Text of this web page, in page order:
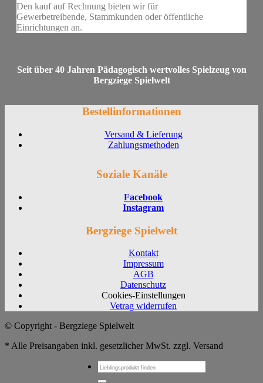
Den kauf auf Rechnung bieten wir für
Gewerbetreibende, Stammkunden oder öffentliche
Einrichtungen an.
Seit über 40 Jahren Pädagogisch wertvolles Spielzeug von
Bergziege Spielwelt
Bestellinformationen
Versand & Lieferung
Zahlungsmethoden
Soziale Kanäle
Facebook
Instagram
Bergziege Spielwelt
Kontakt
Impressum
AGB
Datenschutz
Cookies-Einstellungen
Vetrag widerrufen
© Copyright - Bergziege Spielwelt
* Alle Preisangaben inkl. gesetzlicher MwSt. zzgl. Versand
Suchen
nach: